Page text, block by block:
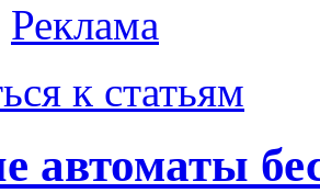
Реклама
к статьям
автоматы